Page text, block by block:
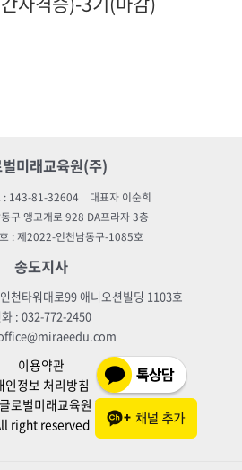
미래교육원(주)
: 143-81-32604 대표자 이순희
구 앵고개로 928 DA프라자 3층
: 제2022-인천남동구-1085호
송도지사
천타워대로99 애니오션빌딩 1103호
화 : 032-772-2450
이용약관
인정보 처리방침
벌미래교육원 학습플랫폼
right reserved